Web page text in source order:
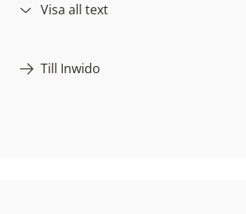
anställda i 18 länder. 2025 omsatte
Visa all text
Till Inwido